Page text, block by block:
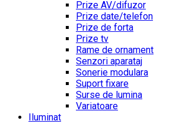
Prize AV/difuzor
Prize date/telefon
Prize de forta
Prize tv
Rame de ornament
Senzori aparataj
Sonerie modulara
Suport fixare
Surse de lumina
Variatoare
Iluminat